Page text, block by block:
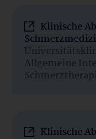
Klinische
Allgemeine
Klinische